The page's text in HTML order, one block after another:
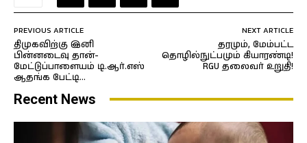
PREVIOUS ARTICLE
திமுகவிற்கு இனி
பின்னடைவு தான்-
மேட்டுப்பாளையம் டி.ஆர்.எஸ்
ஆதங்க பேட்டி…
NEXT ARTICLE
தரமும், மேம்பட்ட
தொழில்நுட்பமும் கியாரண்டி!
RGU தலைவர் உறுதி!
Recent News